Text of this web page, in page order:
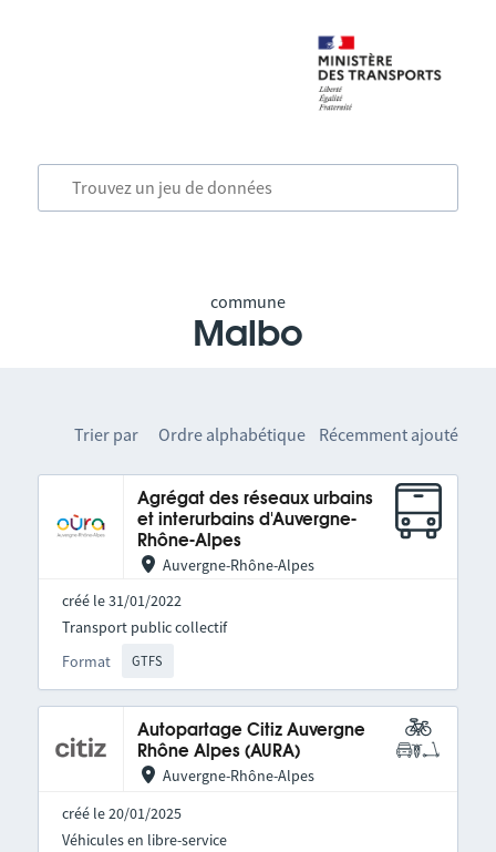
commune
Malbo
Trier par Ordre alphabétique Récemment ajouté
Agrégat des réseaux urbains
et interurbains d'Auvergne-
Rhône-Alpes
Auvergne-Rhône-Alpes
créé le 31/01/2022
Format GTFS
Transport public collectif
Autopartage Citiz Auvergne
Rhône Alpes (AURA)
Auvergne-Rhône-Alpes
créé le 20/01/2025
Véhicules en libre-service